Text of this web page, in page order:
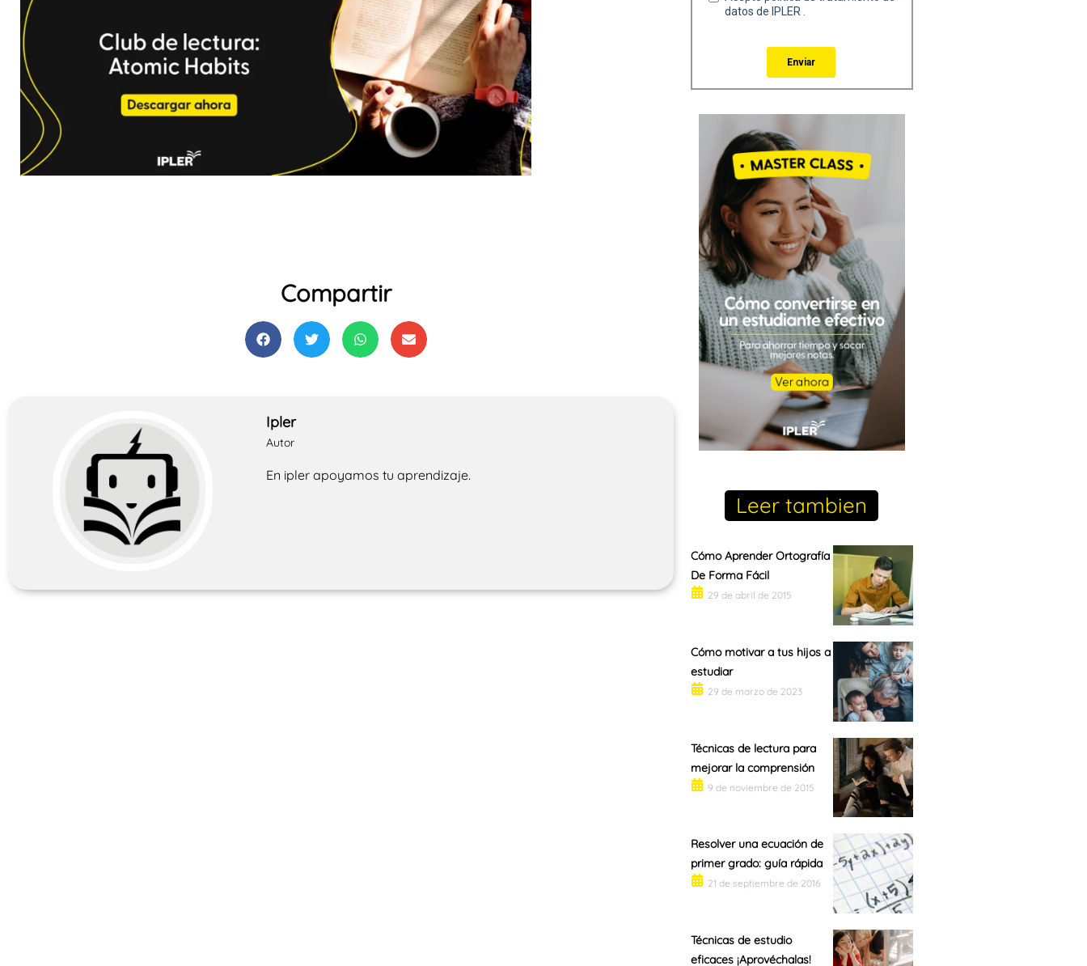
Compartir
Ipler
Autor
En ipler apoyamos tu aprendizaje.
Leer tambien
Cómo Aprender Ortografía
De Forma Fácil
29 de abril de 2015
Cómo motivar a tus hijos a
estudiar
29 de marzo de 2023
Técnicas de lectura para
mejorar la comprensión
9 de noviembre de 2015
Resolver una ecuación de
primer grado: guía rápida
21 de septiembre de 2016
Técnicas de estudio
eficaces ¡Aprovéchalas!